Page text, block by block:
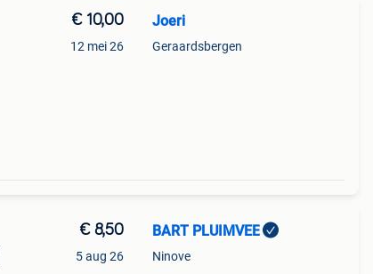
€ 10,00
12 mei 26
Joeri
Geraardsbergen
€ 8,50
5 aug 26
BART PLUIMVEE
Ninove